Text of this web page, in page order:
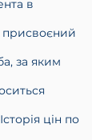
в
присвоєний
за яким
цін по